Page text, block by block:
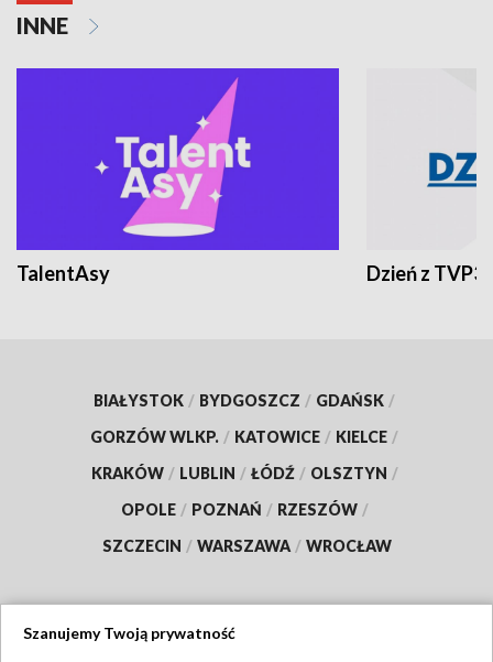
INNE
TalentAsy Dzień z TVP3
BIAŁYSTOK / BYDGOSZCZ / GDAŃSK /
GORZÓW WLKP. / KATOWICE / KIELCE /
KRAKÓW / LUBLIN / ŁÓDŹ / OLSZTYN /
OPOLE / POZNAŃ / RZESZÓW /
SZCZECIN / WARSZAWA / WROCŁAW
Szanujemy Twoją prywatność